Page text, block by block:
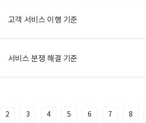
고객 서비스 이행 기준
서비스 분쟁 해결 기준
2 3 4 5 6 7 8